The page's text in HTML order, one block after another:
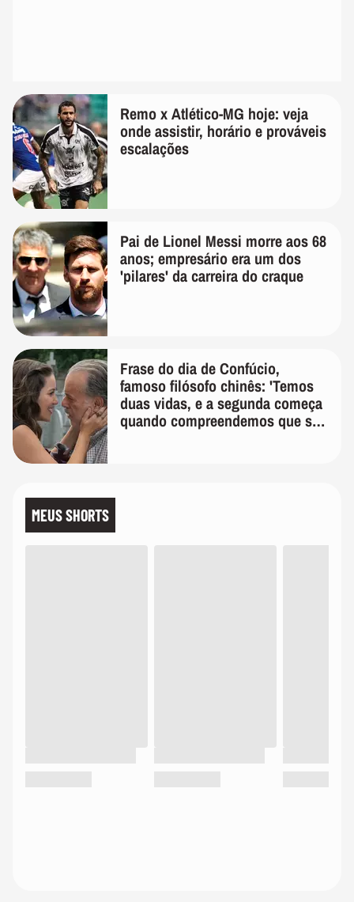
Remo x Atlético-MG hoje: veja
onde assistir, horário e prováveis
escalações
Pai de Lionel Messi morre aos 68
anos; empresário era um dos
'pilares' da carreira do craque
Frase do dia de Confúcio,
famoso filósofo chinês: 'Temos
duas vidas, e a segunda começa
quando compreendemos que só
MEUS SHORTS